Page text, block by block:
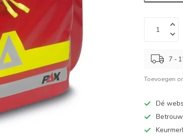
7 -
Toevoegen
Dé